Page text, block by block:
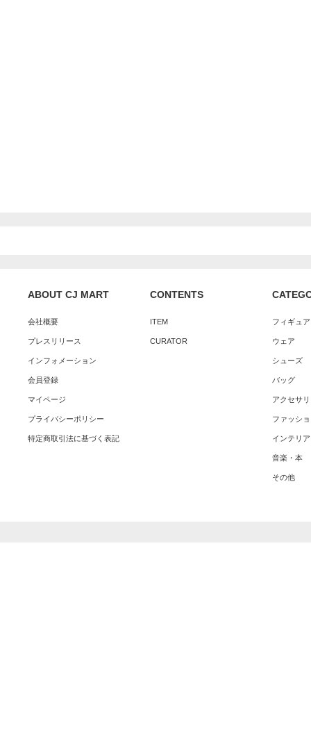
ABOUT CJ MART
会社概要
プレスリリース
インフォメーション
会員登録
マイページ
プライバシーポリシー
特定商取引法に基づく表記
CONTENTS
ITEM
CURATOR
フィギュ
ウェア
シューズ
バッグ
アクセサ
ファッシ
インテリア
音楽・本
その他